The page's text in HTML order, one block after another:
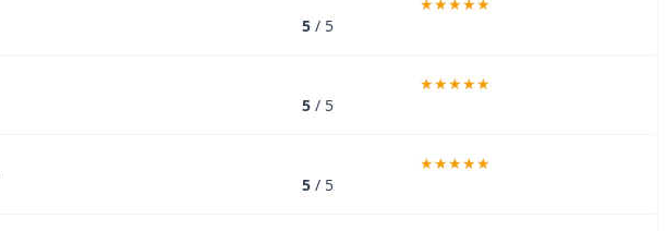
5 / 5
5 / 5
5 / 5